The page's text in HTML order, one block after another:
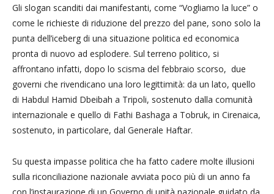
Gli slogan scanditi dai manifestanti, come “Vogliamo la luce” o
come le richieste di riduzione del prezzo del pane, sono solo la
punta dell’iceberg di una situazione politica ed economica
pronta di nuovo ad esplodere. Sul terreno politico, si
affrontano infatti, dopo lo scisma del febbraio scorso, due
governi che rivendicano una loro legittimità: da un lato, quello
di Habdul Hamid Dbeibah a Tripoli, sostenuto dalla comunità
internazionale e quello di Fathi Bashaga a Tobruk, in Cirenaica,
sostenuto, in particolare, dal Generale Haftar.
Su questa impasse politica che ha fatto cadere molte illusioni
sulla riconciliazione nazionale avviata poco più di un anno fa